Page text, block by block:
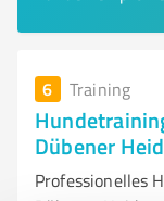
6 Training
Dübener
Professionelles